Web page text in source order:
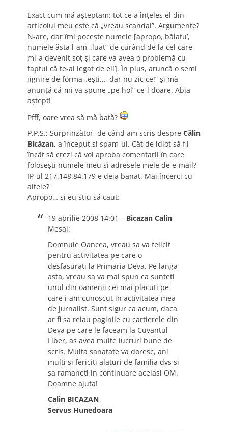
Exact cum mă aşteptam: tot ce a înţeles el din
articolul meu este că „vreau scandal”. Argumente?
N-are, dar îmi poceşte numele [apropo, băiatu’,
numele ăsta l-am „luat” de curând de la cel care
mi-a devenit soţ şi care va avea o problemă cu
faptul că te-ai legat de el!]. În plus, aruncă o semi
jignire de forma „eşti…, dar nu zic ce!” şi mă
anunţă că-mi va spune „pe hol” ce-l doare. Abia
aştept!
Pfff, oare vrea să mă bată?
P.P.S.: Surprinzător, de când am scris despre Călin
Bicăzan, a început şi spam-ul. Cât de idiot să fii
încât să crezi că voi aproba comentarii în care
foloseşti numele meu şi adresele mele de e-mail?
IP-ul 217.148.84.179 e deja banat. Mai încerci cu
altele?
Apropo… şi eu ştiu să caut:
19 aprilie 2008 14:01 – Bicazan Calin
Mesaj:
Domnule Oancea, vreau sa va felicit
pentru activitatea pe care o
desfasurati la Primaria Deva. Pe langa
asta, vreau sa va mai spun ca sunteti
unul din oamenii cei mai placuti pe
care i-am cunoscut in activitatea mea
de jurnalist. Sunt sigur ca acum, daca
ar fi sa reiau paginile cu cartierele din
Deva pe care le faceam la Cuvantul
Liber, as avea multe lucruri bune de
scris. Multa sanatate va doresc, ani
multi si fericiti alaturi de familia dvs si
sa ramaneti in continuare acelasi OM.
Doamne ajuta!
Calin BICAZAN
Servus Hunedoara